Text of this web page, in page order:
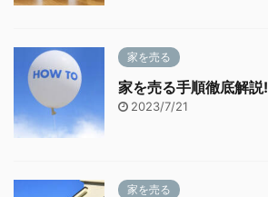
家を売る
家を売る手順徹底解説!
2023/7/21
家を売る